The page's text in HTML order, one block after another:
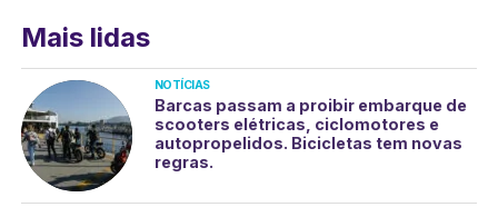
Mais lidas
NOTÍCIAS
Barcas passam a proibir embarque de
scooters elétricas, ciclomotores e
autopropelidos. Bicicletas tem novas
regras.